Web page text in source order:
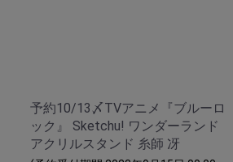
予約10/13〆TVアニメ『ブルーロ
ック』 Sketchu! ワンダーランド
アクリルスタンド 糸師 冴